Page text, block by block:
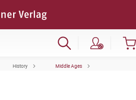
History Middle Ages